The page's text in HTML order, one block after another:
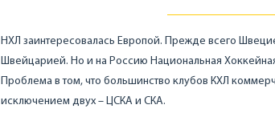
НХЛ заинтересовалась Европой. Прежде всего
Швейцарией. Но и на Россию Национальная
Проблема в том, что большинство клубов КХЛ
исключением двух – ЦСКА и СКА.